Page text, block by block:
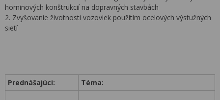
horninových konštrukcií na dopravných stavbách
2. Zvyšovanie životnosti vozoviek použitím ocelových výstužných
sietí
Prednášajúci: Téma: